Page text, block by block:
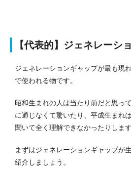
【代表的】ジェネレーシ
ジェネレーションギャップが最も現
で使われる物です。
昭和生まれの人は当たり前だと思っ
に通じなくて驚いたり、平成生まれ
聞いて全く理解できなかったりします
まずはジェネレーションギャップが
紹介しましょう。